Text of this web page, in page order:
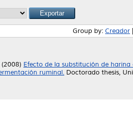
Group by: Creador
(2008) Efecto de la substitución de
ruminal. Doctorado thesis,